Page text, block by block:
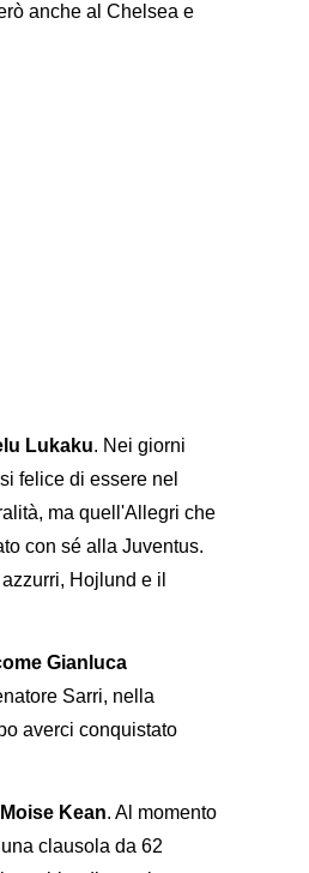
anche al Chelsea e
Lukaku. Nei giorni
felice di essere nel
ma quell'Allegri che
con sé alla Juventus.
Hojlund e il
Gianluca
Sarri, nella
averci conquistato
Kean. Al momento
clausola da 62